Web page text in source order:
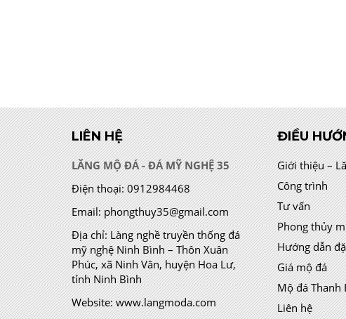
LIÊN HỆ
LĂNG MỘ ĐÁ - ĐÁ MỸ NGHỆ 35
Điện thoại: 0912984468
Email: phongthuy35@gmail.com
Địa chỉ:Làng nghề truyền thống đá
mỹ nghệ Ninh Bình – Thôn Xuân
Phúc, xã Ninh Vân, huyện Hoa Lư,
tỉnh Ninh Bình
Website: www.langmoda.com
ĐIỀU
Giới thiệu –
Công trình
Tư vấn
Phong thủy
Hướng dẫn
Giá mộ đá
Mộ đá Thanh
Liên hệ